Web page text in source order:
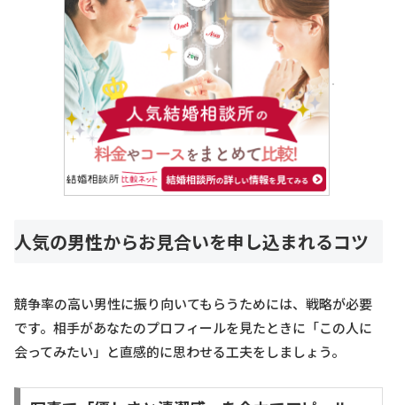
人気の男性からお見合いを申し込まれるコツ
競争率の高い男性に振り向いてもらうためには、戦略が必要
です。相手があなたのプロフィールを見たときに「この人に
会ってみたい」と直感的に思わせる工夫をしましょう。